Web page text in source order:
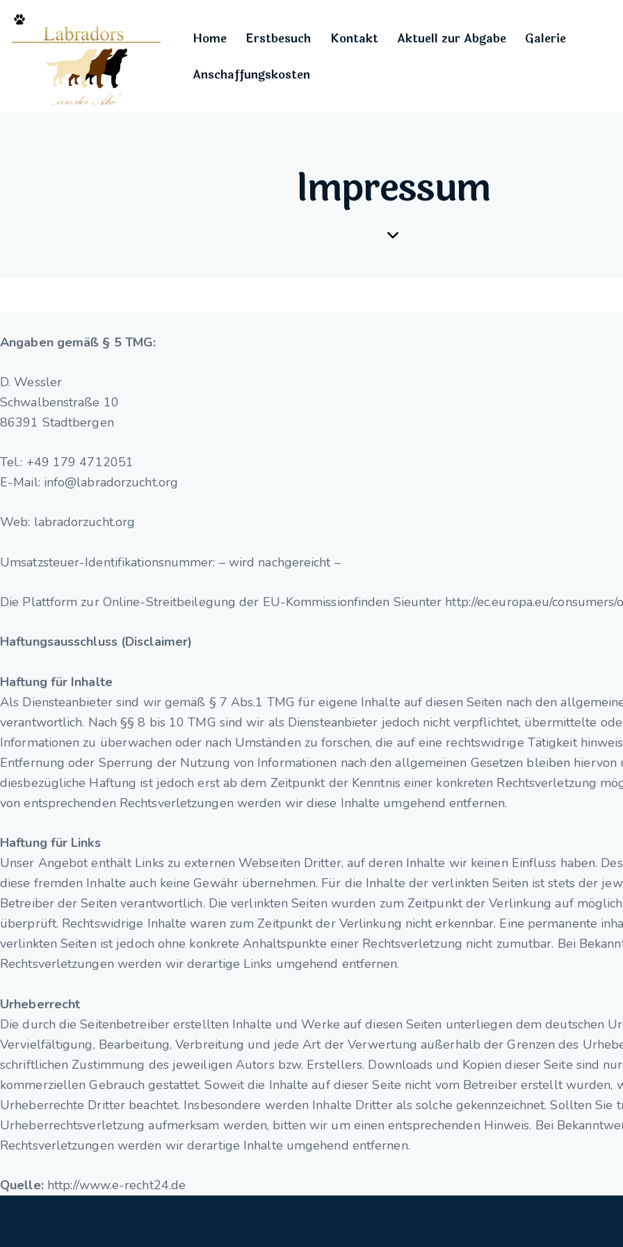
Home Erstbesuch Kontakt Aktuell zur Abgabe
Galerie
Anschaffungskosten
Impressum
Angaben gemäß § 5 TMG:
D. Wessler
Schwalbenstraße 10
86391 Stadtbergen
Tel.: +49 179 4712051
E-Mail: info@labradorzucht.org
Web: labradorzucht.org
Umsatzsteuer-Identifikationsnummer: – wird nachgereicht –
Die Plattform zur Online-Streitbeilegung der EU-Kommissionfinden Sieunter http://ec.europa.eu/consumers/
Haftungsausschluss (Disclaimer)
Haftung für Inhalte
Als Diensteanbieter sind wir gemäß § 7 Abs.1 TMG für eigene Inhalte auf diesen Seiten nach den
verantwortlich. Nach §§ 8 bis 10 TMG sind wir als Diensteanbieter jedoch nicht verpflichtet, übermittelte
Informationen zu überwachen oder nach Umständen zu forschen, die auf eine rechtswidrige Tätigkeit
Entfernung oder Sperrung der Nutzung von Informationen nach den allgemeinen Gesetzen bleiben hiervon
diesbezügliche Haftung ist jedoch erst ab dem Zeitpunkt der Kenntnis einer konkreten Rechtsverletzung
von entsprechenden Rechtsverletzungen werden wir diese Inhalte umgehend entfernen.
Haftung für Links
Unser Angebot enthält Links zu externen Webseiten Dritter, auf deren Inhalte wir keinen Einfluss haben.
diese fremden Inhalte auch keine Gewähr übernehmen. Für die Inhalte der verlinkten Seiten ist stets der
Betreiber der Seiten verantwortlich. Die verlinkten Seiten wurden zum Zeitpunkt der Verlinkung auf
überprüft. Rechtswidrige Inhalte waren zum Zeitpunkt der Verlinkung nicht erkennbar. Eine permanente
verlinkten Seiten ist jedoch ohne konkrete Anhaltspunkte einer Rechtsverletzung nicht zumutbar. Bei
Rechtsverletzungen werden wir derartige Links umgehend entfernen.
Urheberrecht
Die durch die Seitenbetreiber erstellten Inhalte und Werke auf diesen Seiten unterliegen dem deutschen
Vervielfältigung, Bearbeitung, Verbreitung und jede Art der Verwertung außerhalb der Grenzen des
schriftlichen Zustimmung des jeweiligen Autors bzw. Erstellers. Downloads und Kopien dieser Seite sind
kommerziellen Gebrauch gestattet. Soweit die Inhalte auf dieser Seite nicht vom Betreiber erstellt wurden,
Urheberrechte Dritter beachtet. Insbesondere werden Inhalte Dritter als solche gekennzeichnet. Sollten Sie
Urheberrechtsverletzung aufmerksam werden, bitten wir um einen entsprechenden Hinweis. Bei
Rechtsverletzungen werden wir derartige Inhalte umgehend entfernen.
Quelle:http://www.e-recht24.de